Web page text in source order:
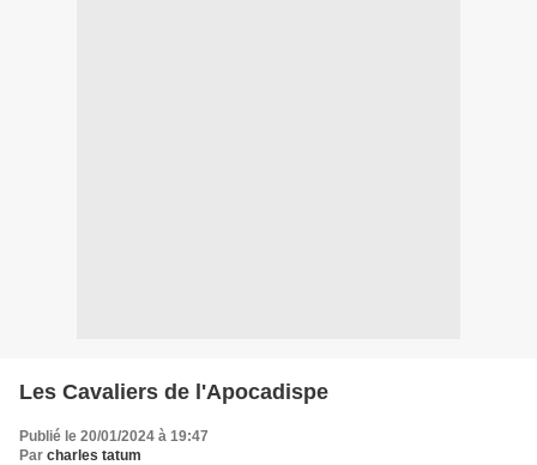
Les Cavaliers de l'Apocadispe
Publié le 20/01/2024 à 19:47
Par charles tatum